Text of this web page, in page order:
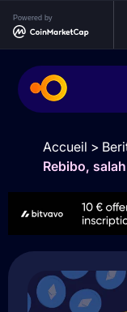
Powered by
Ethereum
ETH
Accueil >
Rebibo,